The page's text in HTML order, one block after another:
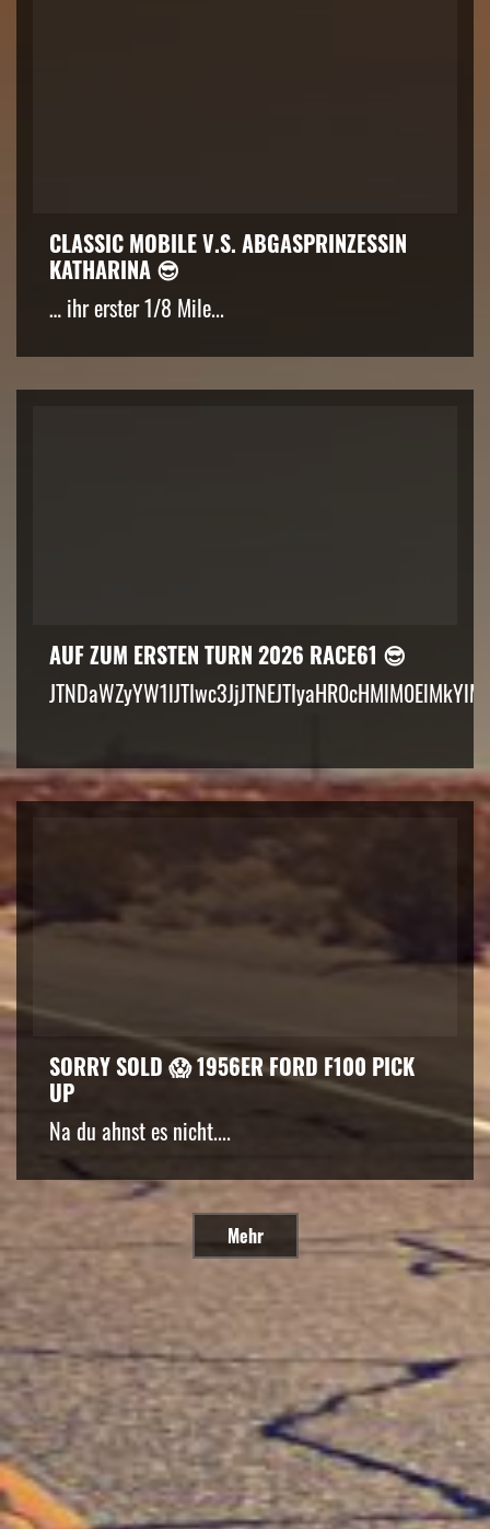
CLASSIC MOBILE V.S. ABGASPRINZESSIN
KATHARINA 😎
… ihr erster 1/8 Mile...
AUF ZUM ERSTEN TURN 2026 RACE61 😎
SORRY SOLD 😱 1956ER FORD F100 PICK
UP
Na du ahnst es nicht....
Mehr